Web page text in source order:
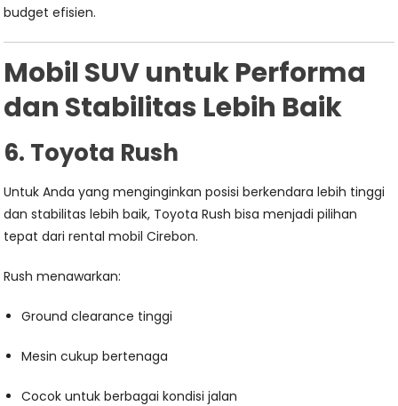
budget efisien.
Mobil SUV untuk Performa
dan Stabilitas Lebih Baik
6. Toyota Rush
Untuk Anda yang menginginkan posisi berkendara lebih tinggi
dan stabilitas lebih baik, Toyota Rush bisa menjadi pilihan
tepat dari rental mobil Cirebon.
Rush menawarkan:
Ground clearance tinggi
Mesin cukup bertenaga
Cocok untuk berbagai kondisi jalan